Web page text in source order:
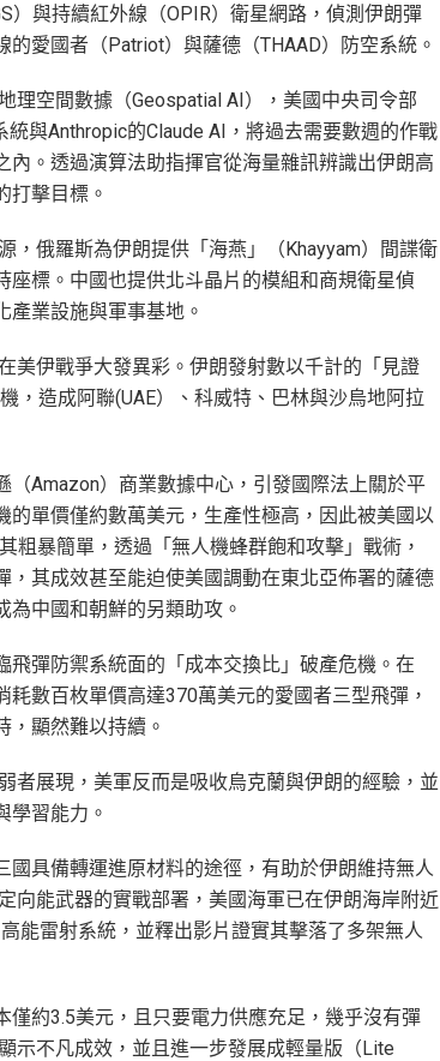
）與持續紅外線（OPIR）衛星網路，偵測伊朗彈
愛國者（Patriot）與薩德（THAAD）防空系統。
理空間數據（Geospatial AI），美國中央司令部
統與Anthropic的Claude AI，將過去需要數週的作戰
。透過演算法助指揮官從海量雜訊辨識出伊朗高
打擊目標。
，俄羅斯為伊朗提供「海燕」（Khayyam）間諜衛
標。中國也提供北斗晶片的模組和商規衛星偵
產業設施與軍事基地。
美伊戰爭大發異彩。伊朗發射數以千計的「見證
，造成阿聯(UAE）、科威特、巴林與沙烏地阿拉
Amazon）商業數據中心，引發國際法上關於平
的單價僅約數萬美元，生產性極高，因此被美國以
粗暴簡單，透過「無人機蜂群飽和攻擊」戰術，
其成效甚至能迫使美國調動在東北亞佈署的薩德
中國和朝鮮的另類助攻。
彈防禦系統面的「成本交換比」破產危機。在
耗數百枚單價高達370萬美元的愛國者三型飛彈，
，顯然難以持續。
者展現，美軍反而是吸收烏克蘭與伊朗的經驗，並
學習能力。
具備轉運進原材料的途徑，有助於伊朗維持無人
向能武器的實戰部署，美國海軍已在伊朗海岸附近
能雷射系統，並釋出影片證實其擊落了多架無人
約3.5美元，且只要電力供應充足，幾乎沒有彈
示不凡成效，並且進一步發展成輕量版（Lite